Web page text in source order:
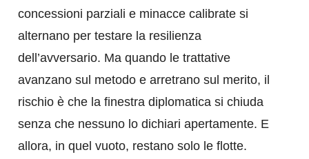
concessioni parziali e minacce calibrate si
alternano per testare la resilienza
dell’avversario. Ma quando le trattative
avanzano sul metodo e arretrano sul merito, il
rischio è che la finestra diplomatica si chiuda
senza che nessuno lo dichiari apertamente. E
allora, in quel vuoto, restano solo le flotte.